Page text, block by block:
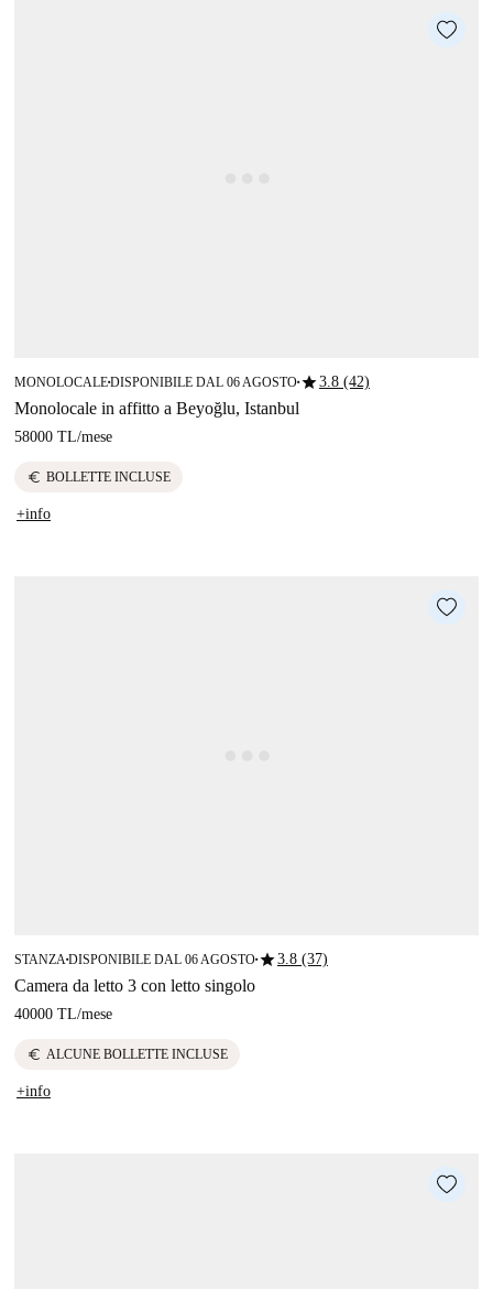
MONOLOCALE■DISPONIBILE DAL 06 AGOSTO■star3.8 (42)
Monolocale in affitto a Beyoğlu, Istanbul
58000 TL/mese
euro BOLLETTE INCLUSE
+info
STANZA■DISPONIBILE DAL 06 AGOSTO■star3.8 (37)
Camera da letto 3 con letto singolo
40000 TL/mese
euro ALCUNE BOLLETTE INCLUSE
+info